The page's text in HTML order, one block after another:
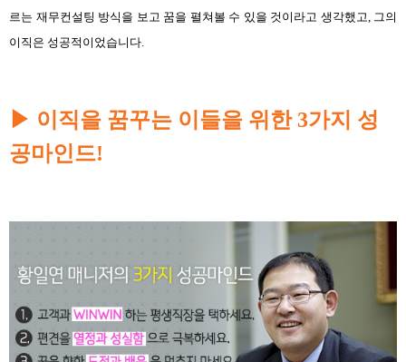
르는 재무컨설팅 방식을 보고 꿈을 펼쳐볼 수 있을 것이라고 생각했고, 그의
이직은 성공적이었습니다.
▶ 이직을 꿈꾸는 이들을 위한 3가지 성
공마인드!